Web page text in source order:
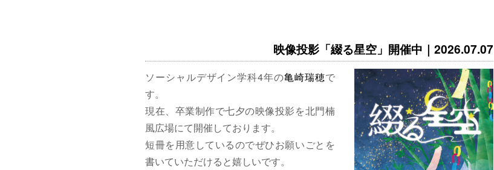
映像投影「綴る星空」開催中｜2026.07.07
ソーシャルデザイン学科4年の亀崎瑞穂で
す。
現在、卒業制作で七夕の映像投影を北門楠
風広場にて開催しております。
短冊を用意しているのでぜひお願いごとを
書いていただけると嬉しいです。